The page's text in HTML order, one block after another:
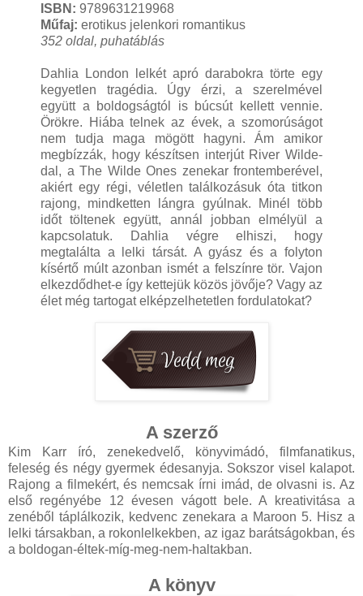
ISBN: 9789631219968
Műfaj: erotikus jelenkori romantikus
352 oldal, puhatáblás
Dahlia London lelkét apró darabokra törte egy
kegyetlen tragédia. Úgy érzi, a szerelmével
együtt a boldogságtól is búcsút kellett vennie.
Örökre. Hiába telnek az évek, a szomorúságot
nem tudja maga mögött hagyni. Ám amikor
megbízzák, hogy készítsen interjút River Wilde-
dal, a The Wilde Ones zenekar frontemberével,
akiért egy régi, véletlen találkozásuk óta titkon
rajong, mindketten lángra gyúlnak. Minél több
időt töltenek együtt, annál jobban elmélyül a
kapcsolatuk. Dahlia végre elhiszi, hogy
megtalálta a lelki társát. A gyász és a folyton
kísértő múlt azonban ismét a felszínre tör. Vajon
elkezdődhet-e így kettejük közös jövője? Vagy az
élet még tartogat elképzelhetetlen fordulatokat?
A szerző
Kim Karr író, zenekedvelő, könyvimádó, filmfanatikus,
feleség és négy gyermek édesanyja. Sokszor visel kalapot.
Rajong a filmekért, és nemcsak írni imád, de olvasni is. Az
első regényébe 12 évesen vágott bele. A kreativitása a
zenéből táplálkozik, kedvenc zenekara a Maroon 5. Hisz a
lelki társakban, a rokonlelkekben, az igaz barátságokban, és
a boldogan-éltek-míg-meg-nem-haltakban.
A könyv